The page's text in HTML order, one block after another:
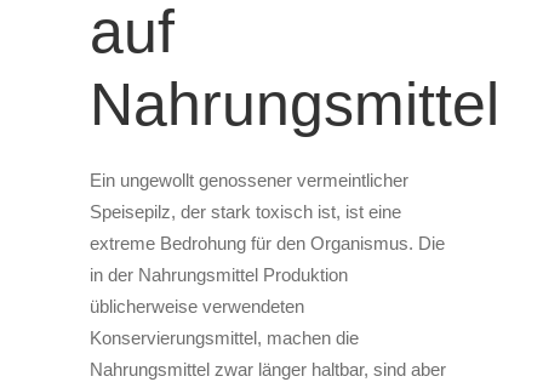
auf
Nahrungsmittel
Ein ungewollt genossener vermeintlicher
Speisepilz, der stark toxisch ist, ist eine
extreme Bedrohung für den Organismus. Die
in der Nahrungsmittel Produktion
üblicherweise verwendeten
Konservierungsmittel, machen die
Nahrungsmittel zwar länger haltbar, sind aber